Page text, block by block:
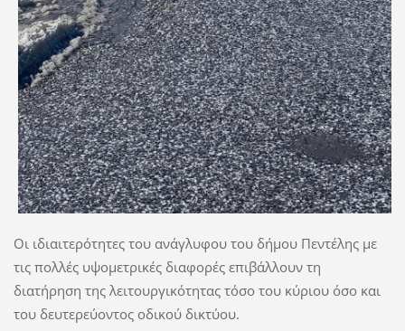
Οι ιδιαιτερότητες του ανάγλυφου του δήμου Πεντέλης με
τις πολλές υψομετρικές διαφορές επιβάλλουν τη
διατήρηση της λειτουργικότητας τόσο του κύριου όσο και
του δευτερεύοντος οδικού δικτύου.